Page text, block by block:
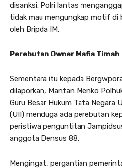
disanksi. Polri lantas
tidak mau mengungkap motif di
oleh Bripda IM.
Perebutan Owner Mafia Timah
Sementara itu kepada
dilaporkan, Mantan Menko
Guru Besar Hukum Tata Negara
(UII) menduga ada perebutan
peristiwa penguntitan
anggota Densus 88.
Mengingat, pergantian